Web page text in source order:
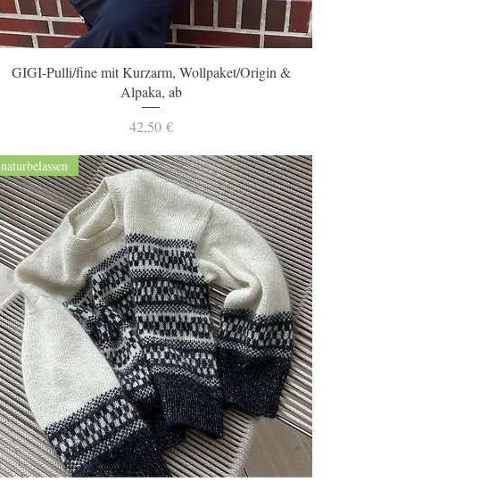
Schnellansicht
GIGI-Pulli/fine mit Kurzarm, Wollpaket/Origin &
Alpaka, ab
Preis
42,50 €
naturbelassen